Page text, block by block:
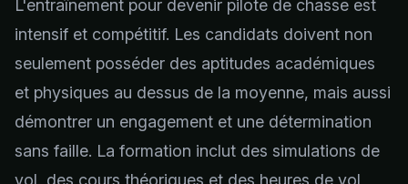
L'entraînement pour devenir pilote de chasse est
intensif et compétitif. Les candidats doivent non
seulement posséder des aptitudes académiques
et physiques au dessus de la moyenne, mais aussi
démontrer un engagement et une détermination
sans faille. La formation inclut des simulations de
vol, des cours théoriques et des heures de vol